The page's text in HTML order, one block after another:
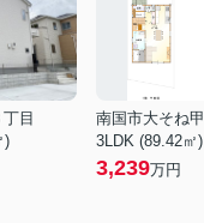
目
)
南国市大そね甲
3LDK (89.42㎡)
3,239万円